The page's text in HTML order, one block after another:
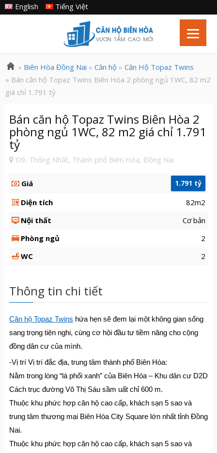
Tiếng Việt
English
» Biên Hòa Đồng Nai » Căn hộ» Căn Hộ Topaz Twins
» Bán căn hộ Topaz Twins Biên Hòa 2 phòng ngủ 1WC, 82 m2
giá chỉ 1.791 tỷ
Bán căn hộ Topaz Twins Biên Hòa 2
phòng ngủ 1WC, 82 m2 giá chỉ 1.791
tỷ
D9, Thống Nhất, Thành phố Biên Hòa, Đồng Nai
Giá 1.791 tỷ
Diện tích
82m2
Nội thất
Cơ bản
Phòng ngủ
2
WC
2
Thông tin chi tiết
Căn hộ Topaz Twins hứa hẹn sẽ đem lại một không gian sống
sang trọng tiện nghi, cùng cơ hội đầu tư tiềm năng cho cộng
đồng dân cư của mình.
-Vị trí Vị trí đắc địa, trung tâm thành phố Biên Hòa:
Nằm trong lòng “lá phổi xanh” của Biên Hòa – Khu dân cư D2D
Cách trục đường Võ Thị Sáu sầm uất chỉ 600 m.
Thuộc khu phức hợp căn hộ cao cấp, khách sạn 5 sao và
trung tâm thương mại Biên Hòa City Square lớn nhất tỉnh Đồng
Nai.
Thuộc khu phức hợp căn hộ cao cấp, khách sạn 5 sao và